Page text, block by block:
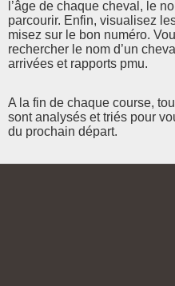
l’âge de chaque cheval, le
parcourir. Enfin, visualisez
misez sur le bon numéro.
rechercher le nom d’un
arrivées et rapports pmu.
A la fin de chaque course,
sont analysés et triés pour
du prochain départ.